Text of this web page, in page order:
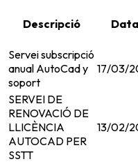
Descripció Data
Servei subscripció
anual AutoCad y
soport
17/03/
SERVEI DE
RENOVACIÓ DE
LLICÈNCIA
AUTOCAD PER
SSTT
13/02/